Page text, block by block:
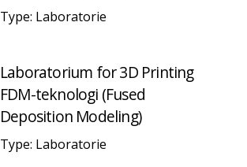
Type: Laboratorie
Laboratorium for 3D Printing
FDM-teknologi (Fused
Deposition Modeling)
Type: Laboratorie